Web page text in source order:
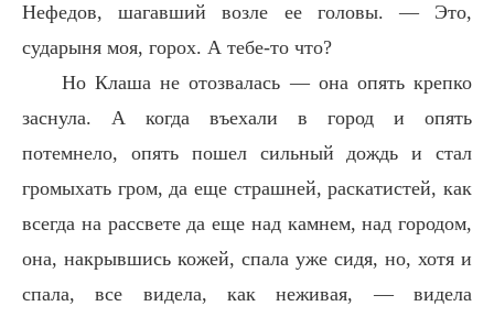
Нефедов, шагавший возле ее головы. — Это,
сударыня моя, горох. А тебе-то что?
Но Клаша не отозвалась — она опять крепко
заснула. А когда въехали в город и опять
потемнело, опять пошел сильный дождь и стал
громыхать гром, да еще страшней, раскатистей, как
всегда на рассвете да еще над камнем, над городом,
она, накрывшись кожей, спала уже сидя, но, хотя и
спала, все видела, как неживая, — видела